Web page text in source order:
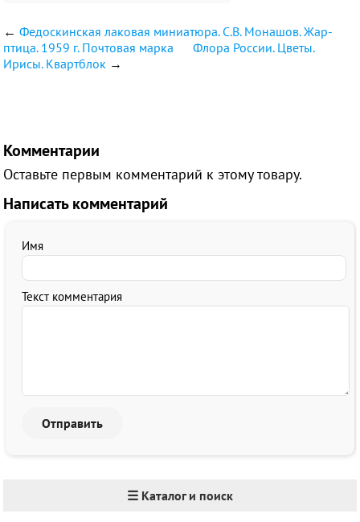
←Федоскинская лаковая миниатюра. С.В. Монашов. Жар-
птица. 1959 г. Почтовая марка
Флора России. Цветы.
Ирисы. Квартблок →
Комментарии
Оставьте первым комментарий к этому товару.
Написать комментарий
Имя
Текст комментария
☰ Каталог и поиск